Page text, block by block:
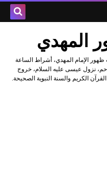
المهدي
الإمام المهدي، أشراط الساعة
نزول عيسى عليه السلام، خروج
الكريم والسنة النبوية الصحيحة.